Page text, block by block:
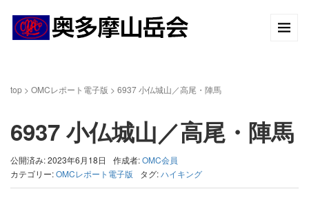
top > OMCレポート電子版 > 6937 小仏城山／高尾・陣馬
6937 小仏城山／高尾・陣馬
公開済み: 2023年6月18日 作成者:OMC会員
カテゴリー:OMCレポート電子版 タグ:ハイキング